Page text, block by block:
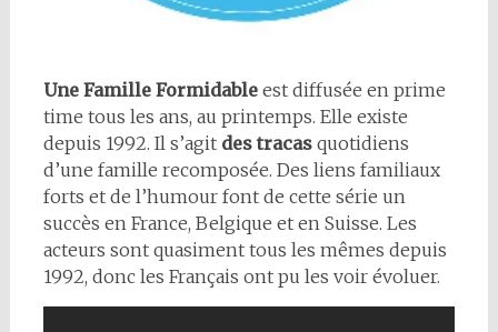
Une Famille Formidableest diffusée en prime
time tous les ans, au printemps. Elle existe
depuis 1992. Il s’agit des tracasquotidiens
d’une famille recomposée. Des liens familiaux
forts et de l’humour font de cette série un
succès en France, Belgique et en Suisse. Les
acteurs sont quasiment tous les mêmes depuis
1992, donc les Français ont pu les voir évoluer.